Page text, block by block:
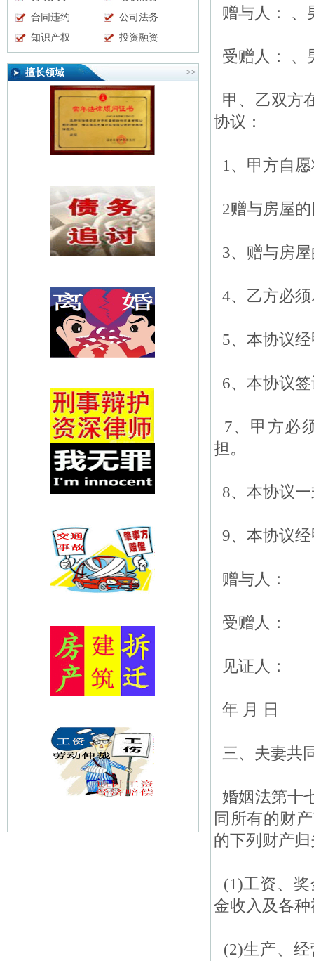
合同违约
公司法务
知识产权
投资融资
擅长领域 >>
赠与人： 、
受赠人： 、
甲、乙双方
协议：
1、甲方自
2赠与房屋
3、赠与房
4、乙方必
5、本协议
6、本协议
7、甲方必
担。
8、本协议
9、本协议
赠与人：
受赠人：
见证人：
年 月 日
三、夫妻共
婚姻法第十
同所有的财
的下列财产
(1)工资、
金收入及各
(2)生产、